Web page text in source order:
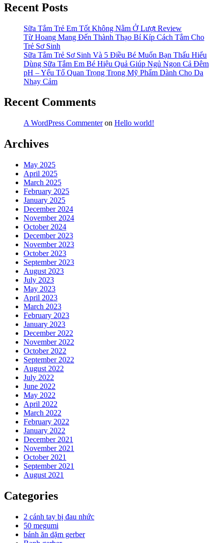
Recent Posts
Sữa Tắm Trẻ Em Tốt Không Nằm Ở Lượt Review
Từ Hoang Mang Đến Thành Thạo Bí Kíp Cách Tắm Cho
Trẻ Sơ Sinh
Sữa Tắm Trẻ Sơ Sinh Và 5 Điều Bé Muốn Bạn Thấu Hiểu
Dùng Sữa Tắm Em Bé Hiệu Quả Giúp Ngủ Ngon Cả Đêm
pH – Yếu Tố Quan Trọng Trong Mỹ Phẩm Dành Cho Da
Nhạy Cảm
Recent Comments
A WordPress Commenteron Hello world!
Archives
May 2025
April 2025
March 2025
February 2025
January 2025
December 2024
November 2024
October 2024
December 2023
November 2023
October 2023
September 2023
August 2023
July 2023
May 2023
April 2023
March 2023
February 2023
January 2023
December 2022
November 2022
October 2022
September 2022
August 2022
July 2022
June 2022
May 2022
April 2022
March 2022
February 2022
January 2022
December 2021
November 2021
October 2021
September 2021
August 2021
Categories
2 cánh tay bị đau nhức
50 megumi
bánh ăn dặm gerber